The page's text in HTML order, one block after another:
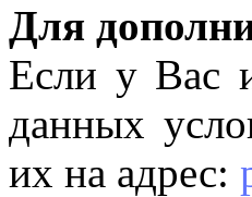
Для
Если у Вас
данных
их на адрес: